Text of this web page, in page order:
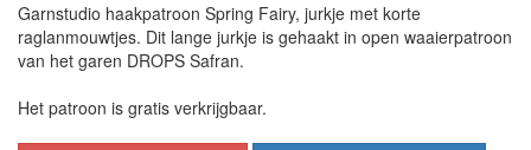
Garnstudio haakpatroon Spring Fairy, jurkje met korte
raglanmouwtjes. Dit lange jurkje is gehaakt in open waaierpatroon
van het garen DROPS Safran.
Het patroon is gratis verkrijgbaar.